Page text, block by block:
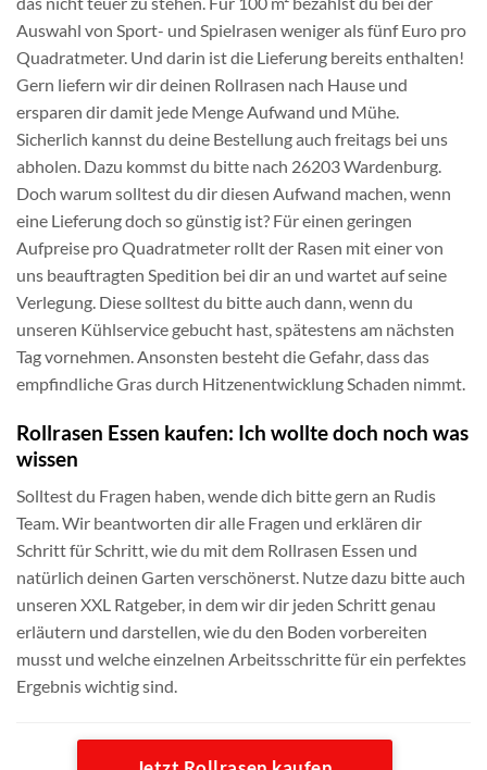
Auswahl von Sport- und Spielrasen weniger als fünf Euro pro
Quadratmeter. Und darin ist die Lieferung bereits enthalten!
Gern liefern wir dir deinen Rollrasen nach Hause und
ersparen dir damit jede Menge Aufwand und Mühe.
Sicherlich kannst du deine Bestellung auch freitags bei uns
abholen. Dazu kommst du bitte nach 26203 Wardenburg.
Doch warum solltest du dir diesen Aufwand machen, wenn
eine Lieferung doch so günstig ist? Für einen geringen
Aufpreise pro Quadratmeter rollt der Rasen mit einer von
uns beauftragten Spedition bei dir an und wartet auf seine
Verlegung. Diese solltest du bitte auch dann, wenn du
unseren Kühlservice gebucht hast, spätestens am nächsten
Tag vornehmen. Ansonsten besteht die Gefahr, dass das
empfindliche Gras durch Hitzenentwicklung Schaden nimmt.
Rollrasen Essen kaufen: Ich wollte doch noch was
wissen
Solltest du Fragen haben, wende dich bitte gern an Rudis
Team. Wir beantworten dir alle Fragen und erklären dir
Schritt für Schritt, wie du mit dem Rollrasen Essen und
natürlich deinen Garten verschönerst. Nutze dazu bitte auch
unseren XXL Ratgeber, in dem wir dir jeden Schritt genau
erläutern und darstellen, wie du den Boden vorbereiten
musst und welche einzelnen Arbeitsschritte für ein perfektes
Ergebnis wichtig sind.